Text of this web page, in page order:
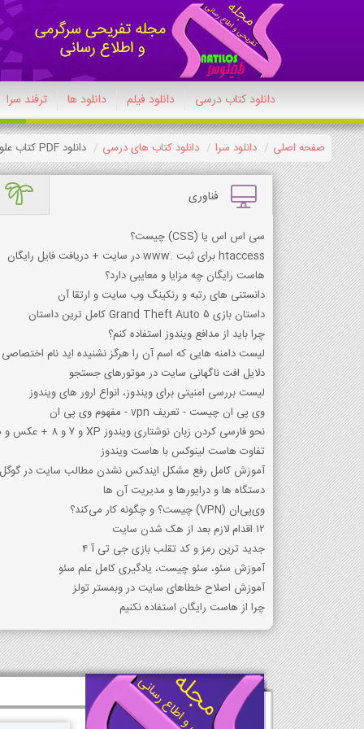
دانلود کتاب درسی دانلود فیلم دانلود ها ترفند سرا
صفحه اصلی دانلود سرا دانلود کتاب های درسی دانلود PDF کتاب علوم تجربی تکمیلی (استعداد های درخشان) هشتم 1404-1405
فناوری
سی اس اس یا (CSS) چیست؟
htaccess برای ثبت .www در سایت + دریافت فایل رایگان
هاست رایگان چه مزایا و معایبی دارد؟
دانستنی های رتبه و رنکینگ وب سایت و ارتقا آن
داستان بازی Grand Theft Auto 5 کامل ترین داستان
چرا باید از مدافع ویندوز استفاده کنم؟
لیست دامنه هایی که اسم آن را هرگز نشنیده اید نام
دلایل افت ناگهانی سایت در موتورهای جستجو
لیست بررسی امنیتی برای ویندوز، انواع ارور های ویندوز
وی پی ان چیست - تعریف vpn - مفهوم وی پی ان
نحو فارسی کردن زبان نوشتاری ویندوز XP و 7 و 8 + عکس و متن
تفاوت هاست لینوکس با هاست ویندوز
آموزش کامل رفع مشکل ایندکس نشدن مطالب سایت در گوگل
دستگاه ها و درایورها و مدیریت آن ها
وی‌پی‌ان (VPN) چیست؟ و چگونه کار می‌کند؟
12 اقدام لازم بعد از هک شدن سایت
جدید ترین رمز و کد تقلب بازی جی تی آ 4
آموزش سئو، سئو چیست، یادگیری کامل علم سئو
آموزش اصلاح خطاهای سایت در وبمستر تولز
چرا از هاست رایگان استفاده نکنیم